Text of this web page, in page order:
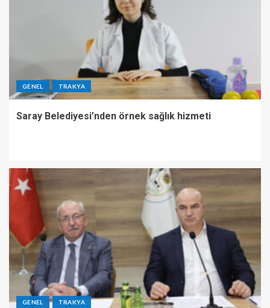
GENEL TRAKYA
Saray Belediyesi’nden örnek sağlık hizmeti
GENEL TRAKYA